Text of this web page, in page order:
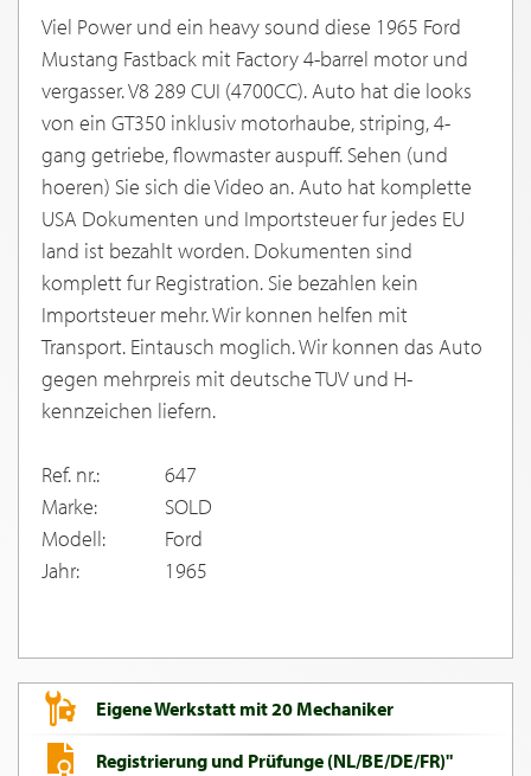
Viel Power und ein heavy sound diese 1965 Ford
Mustang Fastback mit Factory 4-barrel motor und
vergasser. V8 289 CUI (4700CC). Auto hat die looks
von ein GT350 inklusiv motorhaube, striping, 4-
gang getriebe, flowmaster auspuff. Sehen (und
hoeren) Sie sich die Video an. Auto hat komplette
USA Dokumenten und Importsteuer fur jedes EU
land ist bezahlt worden. Dokumenten sind
komplett fur Registration. Sie bezahlen kein
Importsteuer mehr. Wir konnen helfen mit
Transport. Eintausch moglich. Wir konnen das Auto
gegen mehrpreis mit deutsche TUV und H-
kennzeichen liefern.
Ref. nr.:
647
Marke:
SOLD
Modell:
Ford
Jahr:
1965
Eigene Werkstatt mit 20 Mechaniker
Registrierung und Prüfunge (NL/BE/DE/FR)"